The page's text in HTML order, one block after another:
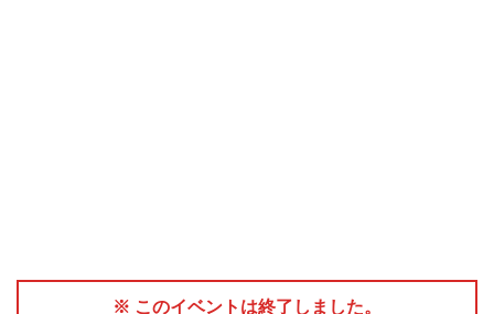
※ このイベントは終了しました。